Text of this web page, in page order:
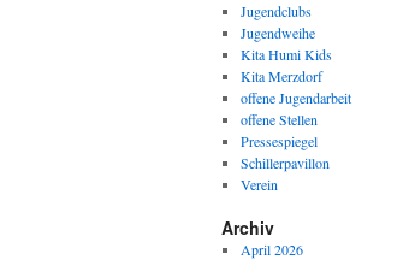
Jugendclubs
Jugendweihe
Kita Humi Kids
Kita Merzdorf
offene Jugendarbeit
offene Stellen
Pressespiegel
Schillerpavillon
Verein
Archiv
April 2026